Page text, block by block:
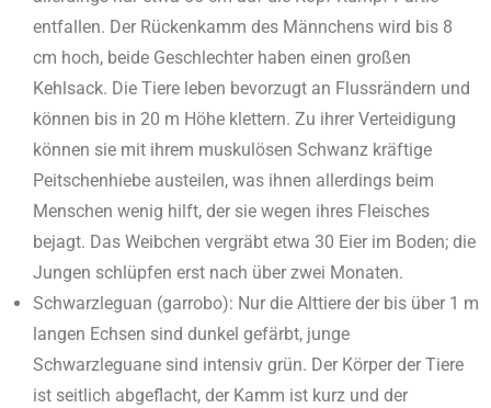
entfallen. Der Rü­ckenkamm des Männchens wird bis 8
cm hoch, beide Geschlechter haben einen großen
Kehlsack. Die Tiere leben bevorzugt an Flussrändern und
können bis in 20 m Höhe klettern. Zu ihrer Verteidigung
können sie mit ihrem muskulösen Schwanz kräftige
Peitschenhiebe austeilen, was ihnen allerdings beim
Menschen wenig hilft, der sie wegen ihres Fleisches
bejagt. Das Weibchen vergräbt etwa 30 Eier im Boden; die
Jungen schlüpfen erst nach über zwei Monaten.
Schwarzleguan (garrobo): Nur die Alttiere der bis über 1 m
langen Ech­sen sind dunkel gefärbt, junge
Schwarzleguane sind intensiv grün. Der Körper der Tiere
ist seitlich abgeflacht, der Kamm ist kurz und der